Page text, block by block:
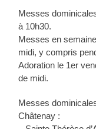
Messes
à 10h30.
Messes en
midi, y compris
Adoration le 1er
de midi.
Messes
Châtenay :